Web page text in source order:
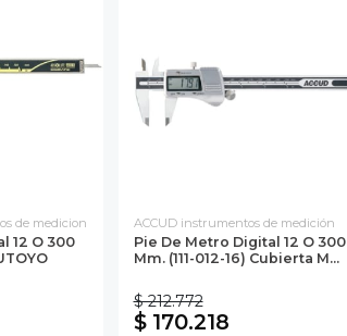
de medicion
12 O 300
ACCUD instrumentos de medición
Pie De Metro Digital 12 O 300
Mm. (111-012-16) Cubierta M...
$ 212.772
$ 170.218